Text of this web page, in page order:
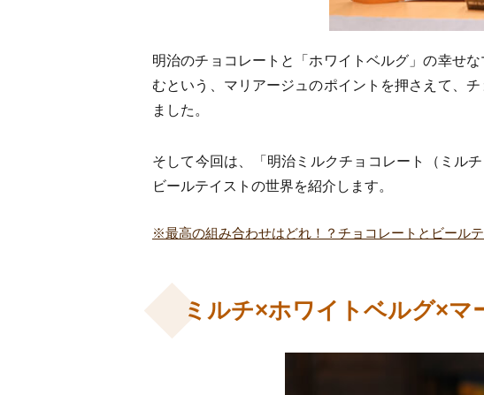
明治のチョコレートと「ホワイトベルグ」の幸せ
むという、マリアージュのポイントを押さえて、
ました。
そして今回は、「明治ミルクチョコレート（ミル
ビールテイストの世界を紹介します。
※最高の組み合わせはどれ！？チョコレートとビール
ミルチ×ホワイトベルグ×